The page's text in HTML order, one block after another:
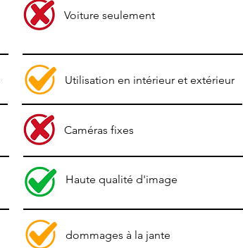
Voiture seulement
Utilisation en intérieur et extérieur
Caméras fixes
Haute qualité d'image
dommages à la jante